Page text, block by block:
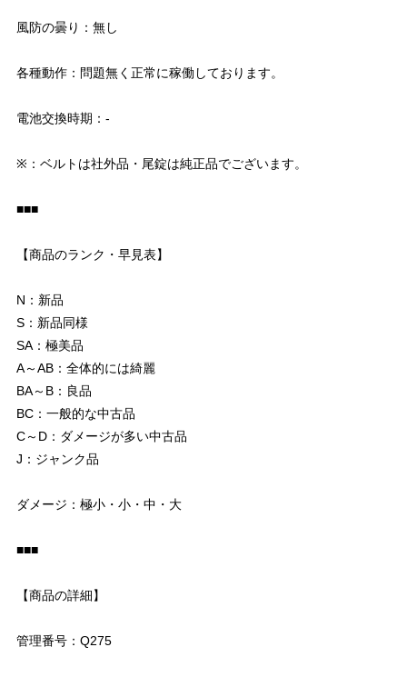
風防の曇り：無し
各種動作：問題無く正常に稼働しております。
電池交換時期：-
※：ベルトは社外品・尾錠は純正品でございます。
■■■
【商品のランク・早見表】
N：新品
S：新品同様
SA：極美品
A～AB：全体的には綺麗
BA～B：良品
BC：一般的な中古品
C～D：ダメージが多い中古品
J：ジャンク品
ダメージ：極小・小・中・大
■■■
【商品の詳細】
管理番号：Q275